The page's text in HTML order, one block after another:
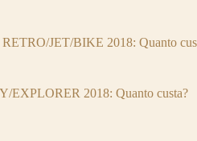
JET/BIKE 2018: Quanto
EXPLORER 2018: Quanto custa?